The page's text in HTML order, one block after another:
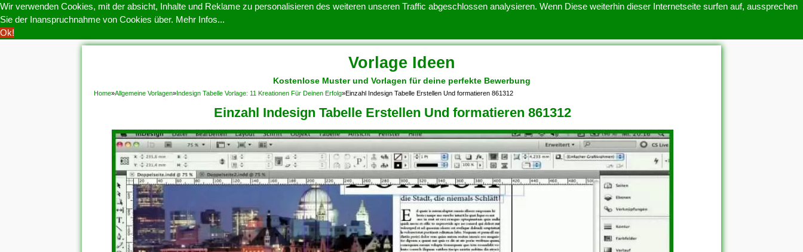
Wir verwenden Cookies, mit der absicht, Inhalte und Reklame zu personalisieren des weiteren unseren Traffic abgeschlossen analysieren. Wenn Diese weiterhin dieser Internetseite surfen auf, aussprechen
Sie der Inanspruchnahme von Cookies über. Mehr Infos...
Ok!
Vorlage Ideen
DATENSCHUTZERKLARUNG KONTAKT NUTZUNGSBEDINGUNGEN
Kostenlose Muster und Vorlagen für deine perfekte Bewerbung
Home»Allgemeine Vorlagen»Indesign Tabelle Vorlage: 11 Kreationen Für Deinen Erfolg»Einzahl Indesign Tabelle Erstellen Und formatieren 861312
Einzahl Indesign Tabelle Erstellen Und formatieren 861312